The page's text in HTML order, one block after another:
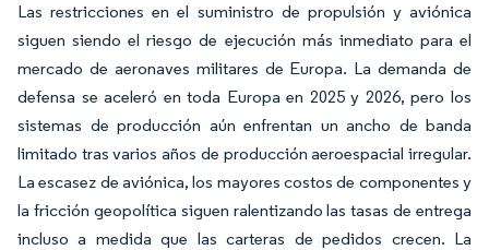
Las restricciones en el suministro de propulsión y aviónica
siguen siendo el riesgo de ejecución más inmediato para el
mercado de aeronaves militares de Europa. La demanda de
defensa se aceleró en toda Europa en 2025 y 2026, pero los
sistemas de producción aún enfrentan un ancho de banda
limitado tras varios años de producción aeroespacial irregular.
La escasez de aviónica, los mayores costos de componentes y
la fricción geopolítica siguen ralentizando las tasas de entrega
incluso a medida que las carteras de pedidos crecen. La